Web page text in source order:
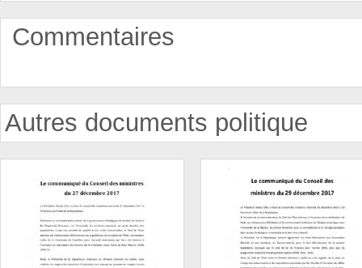
Commentaires
Autres documents politique